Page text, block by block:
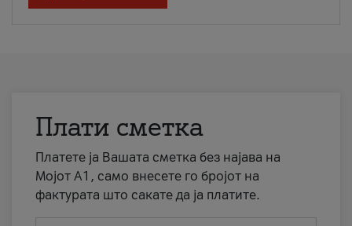
Плати сметка
Платете ја Вашата сметка без најава на
Мојот А1, само внесете го бројот на
фактурата што сакате да ја платите.